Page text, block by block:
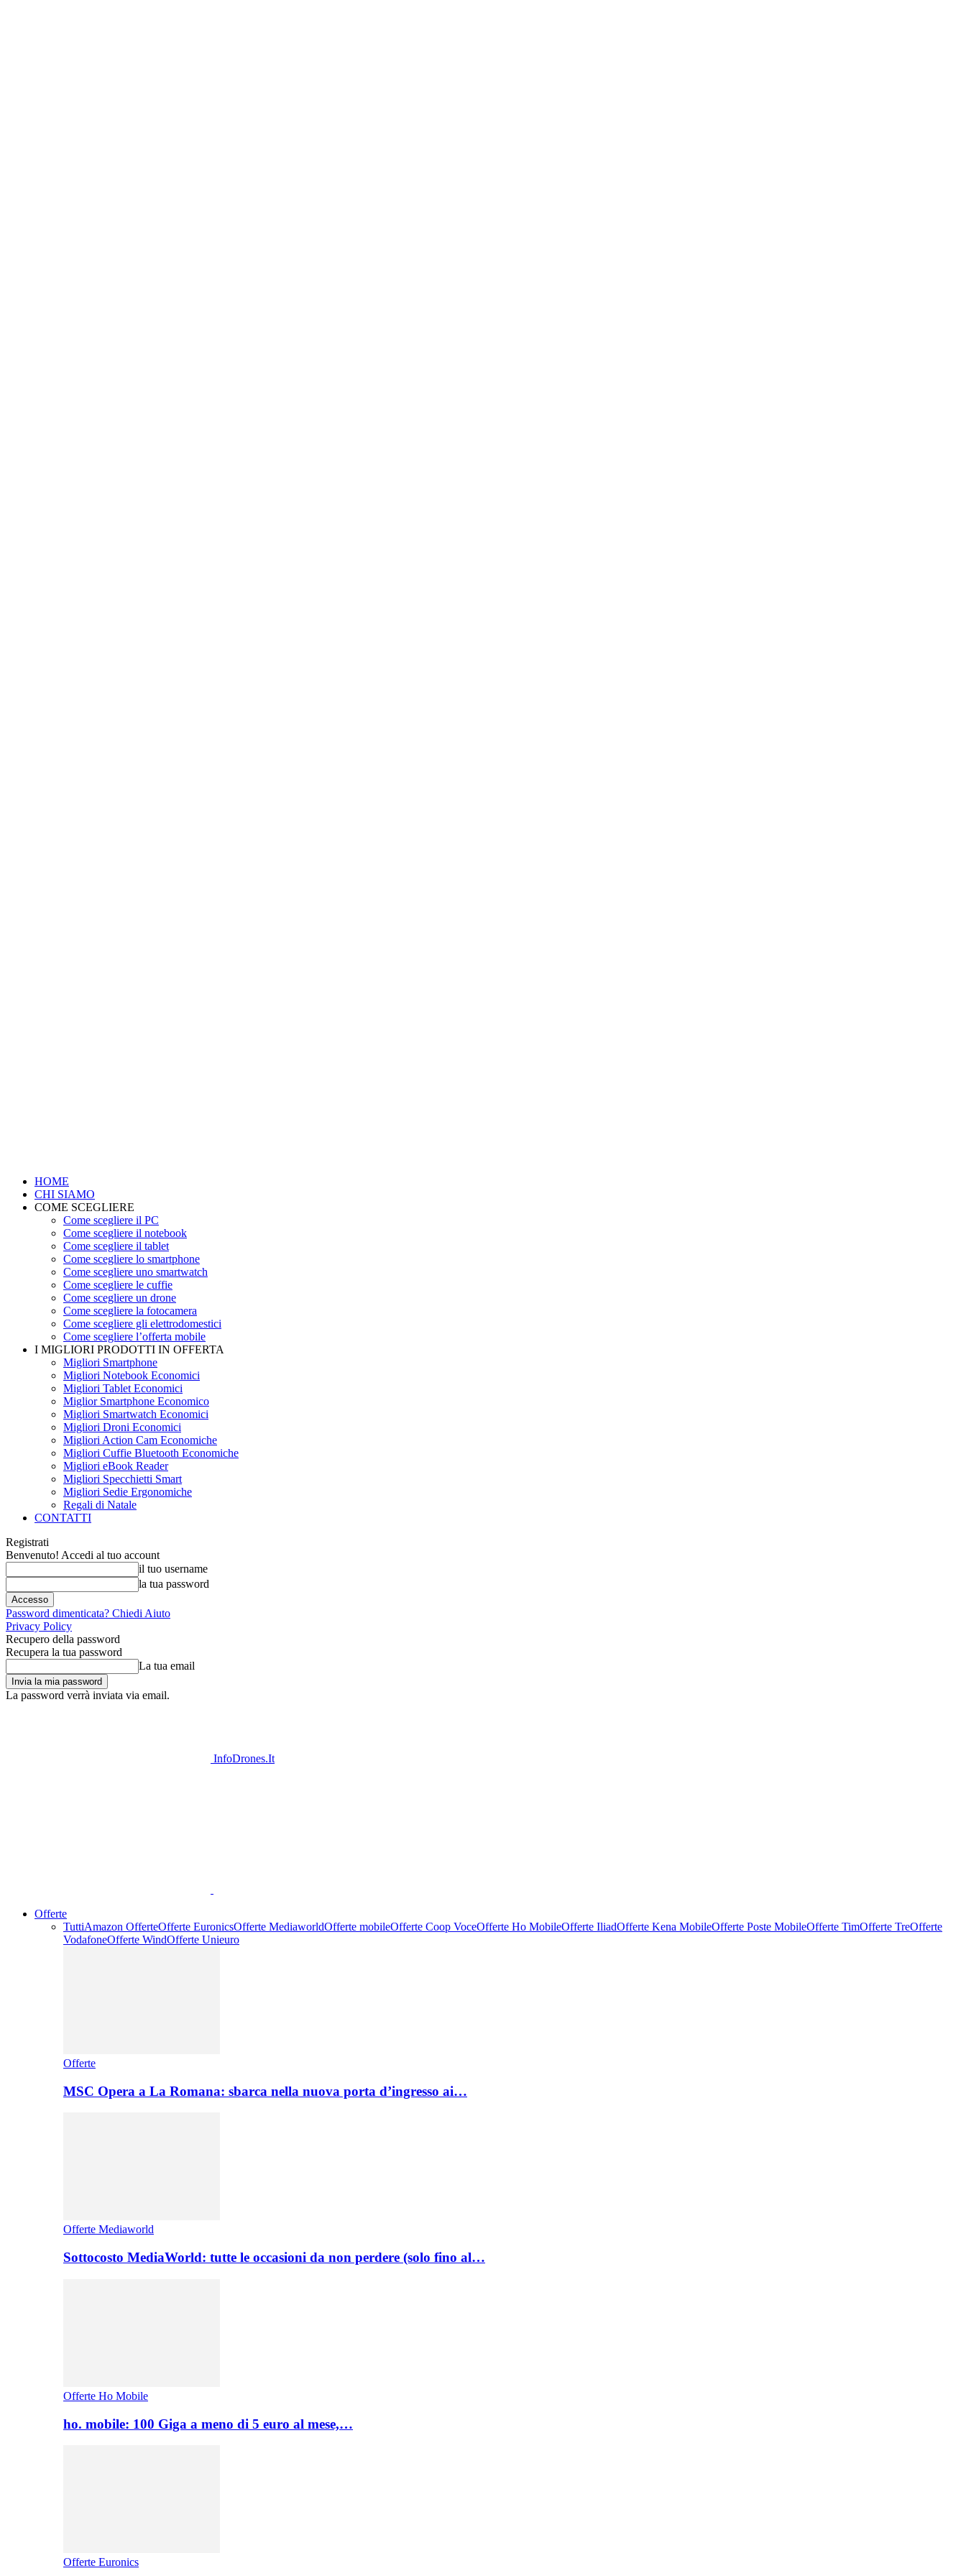
HOME
CHI SIAMO
COME SCEGLIERE
Come scegliere il PC
Come scegliere il notebook
Come scegliere il tablet
Come scegliere lo smartphone
Come scegliere uno smartwatch
Come scegliere le cuffie
Come scegliere un drone
Come scegliere la fotocamera
Come scegliere gli elettrodomestici
Come scegliere l’offerta mobile
I MIGLIORI PRODOTTI IN OFFERTA
Migliori Smartphone
Migliori Notebook Economici
Migliori Tablet Economici
Miglior Smartphone Economico
Migliori Smartwatch Economici
Migliori Droni Economici
Migliori Action Cam Economiche
Migliori Cuffie Bluetooth Economiche
Migliori eBook Reader
Migliori Specchietti Smart
Migliori Sedie Ergonomiche
Regali di Natale
CONTATTI
Registrati
Benvenuto! Accedi al tuo account
il tuo username
la tua password
Password dimenticata? Chiedi Aiuto
Privacy Policy
Recupero della password
Recupera la tua password
La tua email
La password verrà inviata via email.
InfoDrones.It
Offerte
TuttiAmazon OfferteOfferte EuronicsOfferte MediaworldOfferte mobileOfferte Coop VoceOfferte Ho MobileOfferte IliadOfferte Kena MobileOfferte Poste MobileOfferte TimOfferte TreOfferte
VodafoneOfferte WindOfferte Unieuro
Offerte
MSC Opera a La Romana: sbarca nella nuova porta d’ingresso ai…
Offerte Mediaworld
Sottocosto MediaWorld: tutte le occasioni da non perdere (solo fino al…
Offerte Ho Mobile
ho. mobile: 100 Giga a meno di 5 euro al mese,…
Offerte Euronics